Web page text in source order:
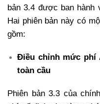
bản 3.4 được ban hành
Hai phiên bản này có
gồm:
Điều chỉnh mức phí
toàn cầu
Phiên bản 3.3 của